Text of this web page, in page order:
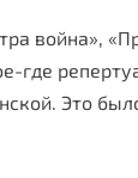
война»,
Это